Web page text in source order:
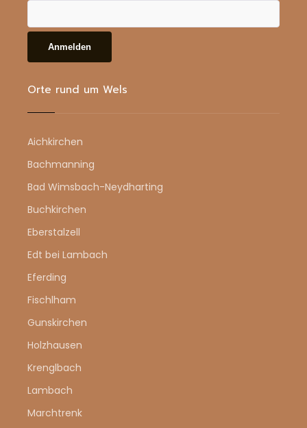
Orte rund um Wels
Aichkirchen
Bachmanning
Bad Wimsbach-Neydharting
Buchkirchen
Eberstalzell
Edt bei Lambach
Eferding
Fischlham
Gunskirchen
Holzhausen
Krenglbach
Lambach
Marchtrenk